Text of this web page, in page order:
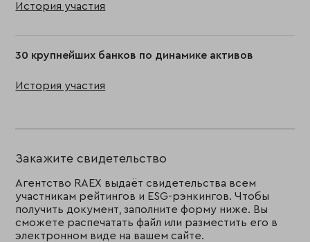
История участия
30 крупнейших банков по динамике активов
История участия
Закажите свидетельство
Агентство RAEX выдаёт свидетельства всем
участникам рейтингов и ESG-рэнкингов. Чтобы
получить документ, заполните форму ниже. Вы
сможете распечатать файл или разместить его в
электронном виде на вашем сайте.